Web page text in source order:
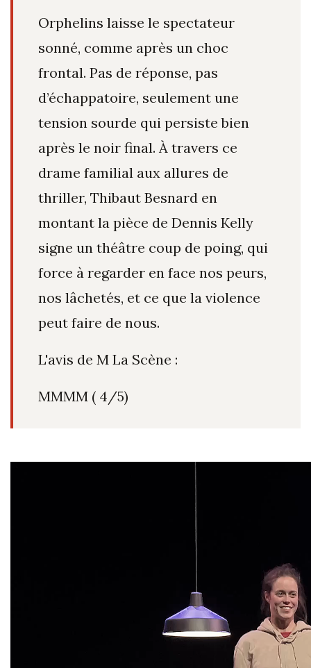
Orphelins laisse le spectateur
sonné, comme après un choc
frontal. Pas de réponse, pas
d’échappatoire, seulement une
tension sourde qui persiste bien
après le noir final. À travers ce
drame familial aux allures de
thriller, Thibaut Besnard en
montant la pièce de Dennis Kelly
signe un théâtre coup de poing, qui
force à regarder en face nos peurs,
nos lâchetés, et ce que la violence
peut faire de nous.
L'avis de M La Scène :
MMMM ( 4/5)